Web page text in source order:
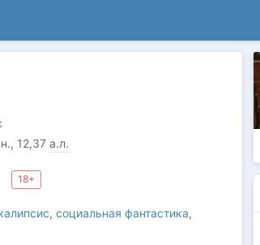
, 12,37 а.л.
18+
, социальная фантастика,